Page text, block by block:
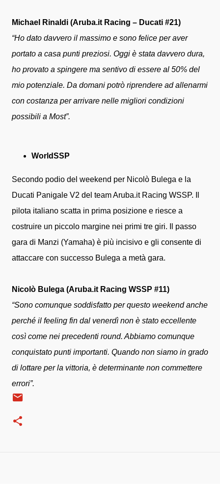
Michael Rinaldi (Aruba.it Racing – Ducati #21)
“Ho dato davvero il massimo e sono felice per aver
portato a casa punti preziosi. Oggi è stata davvero dura,
ho provato a spingere ma sentivo di essere al 50% del
mio potenziale. Da domani potrò riprendere ad allenarmi
con costanza per arrivare nelle migliori condizioni
possibili a Most”.
WorldSSP
Secondo podio del weekend per Nicolò Bulega e la
Ducati Panigale V2 del team Aruba.it Racing WSSP. Il
pilota italiano scatta in prima posizione e riesce a
costruire un piccolo margine nei primi tre giri. Il passo
gara di Manzi (Yamaha) è più incisivo e gli consente di
attaccare con successo Bulega a metà gara.
Nicolò Bulega (Aruba.it Racing WSSP #11)
“Sono comunque soddisfatto per questo weekend anche
perché il feeling fin dal venerdì non è stato eccellente
così come nei precedenti round. Abbiamo comunque
conquistato punti importanti. Quando non siamo in grado
di lottare per la vittoria, è determinante non commettere
errori”.